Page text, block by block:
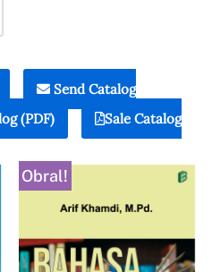
Send Catalog
(PDF)
Sale Catalog
Obral!